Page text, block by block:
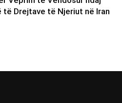
të Drejtave të Njeriut në Iran